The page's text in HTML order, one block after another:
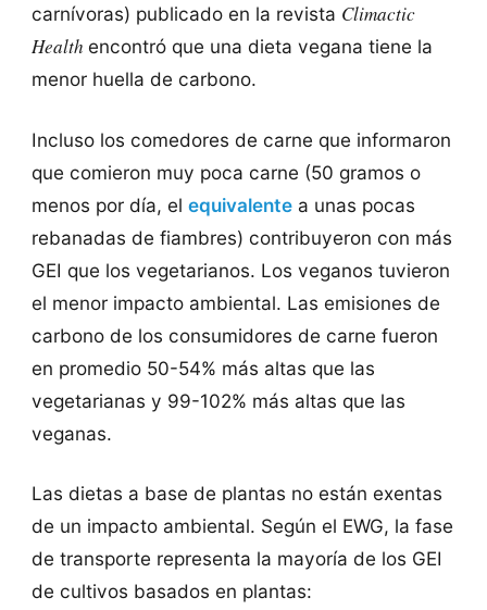
carnívoras) publicado en la revista Climactic
Health encontró que una dieta vegana tiene la
menor huella de carbono.
Incluso los comedores de carne que informaron
que comieron muy poca carne (50 gramos o
menos por día, el equivalentea unas pocas
rebanadas de fiambres) contribuyeron con más
GEI que los vegetarianos. Los veganos tuvieron
el menor impacto ambiental. Las emisiones de
carbono de los consumidores de carne fueron
en promedio 50-54% más altas que las
vegetarianas y 99-102% más altas que las
veganas.
Las dietas a base de plantas no están exentas
de un impacto ambiental. Según el EWG, la fase
de transporte representa la mayoría de los GEI
de cultivos basados ​​en plantas: